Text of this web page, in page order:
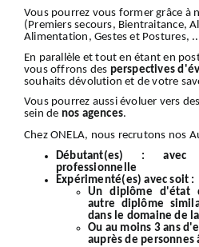
Vous pourrez vous former grâce à
(Premiers secours, Bientraitance,
Alimentation, Gestes et Postures,
En parallèle et tout en étant en
vous offrons des perspectives
souhaits dévolution et de votre
Vous pourrez aussi évoluer vers
sein de nos agences.
Chez ONELA, nous recrutons nos
Débutant(es) :avec
professionnelle
Expérimenté(es) avec soit :
Un diplôme d'état
autre diplôme
dans le domaine de
Ou au moins 3 ans
auprès de personnes